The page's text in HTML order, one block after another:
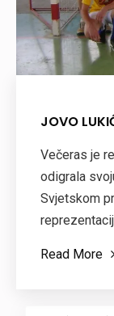
JOVO
Večeras je
odigrala
Svjetskom
Read More